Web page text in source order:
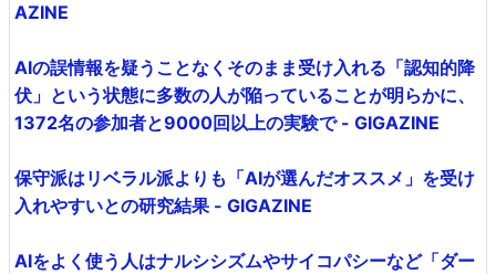
AZINE
AIの誤情報を疑うことなくそのまま受け入れる「認知的降
伏」という状態に多数の人が陥っていることが明らかに、
1372名の参加者と9000回以上の実験で - GIGAZINE
保守派はリベラル派よりも「AIが選んだオススメ」を受け
入れやすいとの研究結果 - GIGAZINE
AIをよく使う人はナルシシズムやサイコパシーなど「ダー